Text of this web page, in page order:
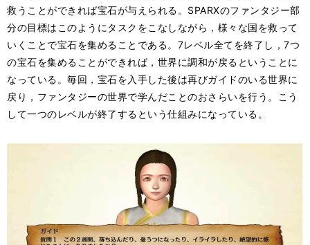
救うことができれば宝石が与えられる。SPARXのファンタジー部
分の目標はこのようにタスクをこなしながら，様々な国を救って
いくことで宝石を集めることである。7レベル全てを終了し，7つ
の宝石を集めることができれば，世界に調和が戻るということに
なっている。毎回，宝石を入手した後は再びガイドのいる世界に
戻り，ファンタジーの世界で学んだことのおさらいを行う。こう
して一つのレベルが終了するという仕組みになっている。